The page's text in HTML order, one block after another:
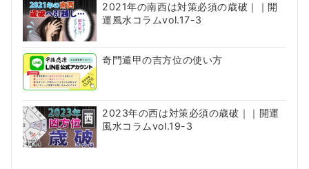
2021年の南西は対策必須の歳破｜｜開
運風水コラムvol.17-3
奇門遁甲の吉方位の使い方
2023年の西は対策必須の歳破｜｜開運
風水コラムvol.19-3